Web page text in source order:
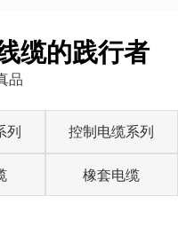
缆的践行者
品
列 控制电缆系列
橡套电缆